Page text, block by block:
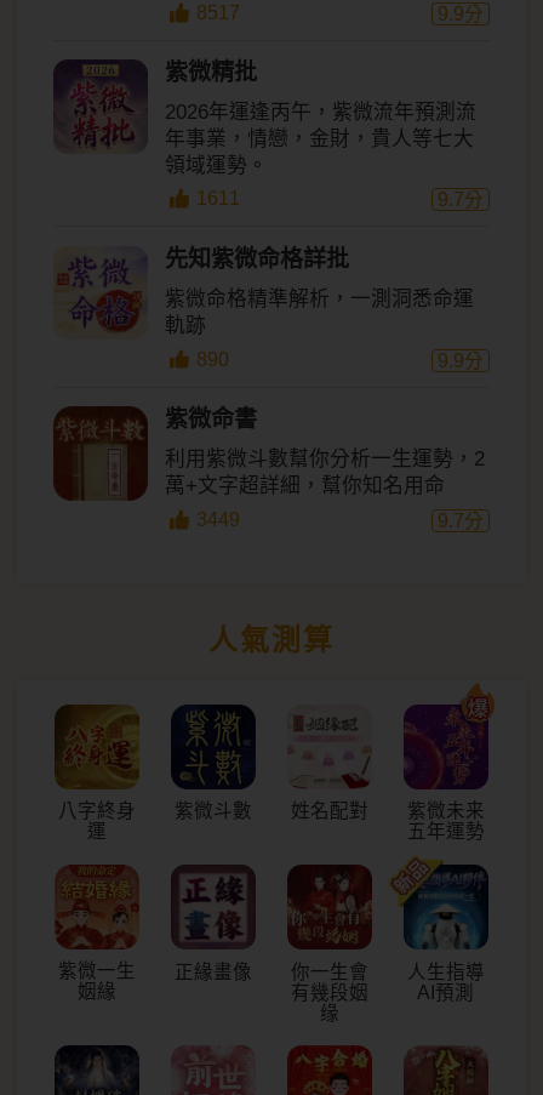
8517 9.9分
紫微精批
2026年運逢丙午，紫微流年預測流
年事業，情戀，金財，貴人等七大
領域運勢。
1611 9.7分
先知紫微命格詳批
紫微命格精準解析，一測洞悉命運
軌跡
890 9.9分
紫微命書
利用紫微斗數幫你分析一生運勢，2
萬+文字超詳細，幫你知名用命
3449 9.7分
人氣測算
八字終身
運
紫微斗數 姓名配對
紫微未来
五年運勢
紫微一生
姻緣
正緣畫像
你一生會
有幾段姻
缘
人生指導
AI預測